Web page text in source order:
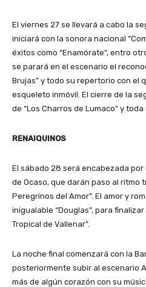
El viernes 27 se llevará a cabo la
iniciará con la sonora nacional
éxitos como “Enamórate”, entro
se parará en el escenario el
Brujas” y todo su repertorio con el
esqueleto inmóvil. El cierre de la
de “Los Charros de Lumaco” y
RENAIQUINOS
El sábado 28 será encabezada
de Ocaso, que darán paso al ritmo
Peregrinos del Amor”. El amor y
inigualable “Douglas”, para
Tropical de Vallenar”.
La noche final comenzará con la
posteriormente subir al escenario
más de algún corazón con su